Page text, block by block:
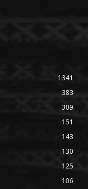
1341
383
309
151
143
130
125
106